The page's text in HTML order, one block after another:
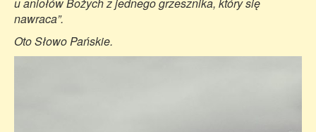
nawraca”.
Oto Słowo Pańskie.